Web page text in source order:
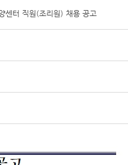
센터 직원(조리원) 채용 공고